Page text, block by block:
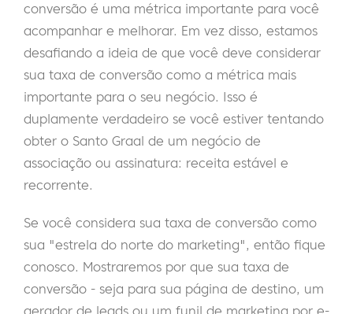
conversão é uma métrica importante para você
acompanhar e melhorar. Em vez disso, estamos
desafiando a ideia de que você deve considerar
sua taxa de conversão como a métrica mais
importante para o seu negócio. Isso é
duplamente verdadeiro se você estiver tentando
obter o Santo Graal de um negócio de
associação ou assinatura: receita estável e
recorrente.
Se você considera sua taxa de conversão como
sua "estrela do norte do marketing", então fique
conosco. Mostraremos por que sua taxa de
conversão - seja para sua página de destino, um